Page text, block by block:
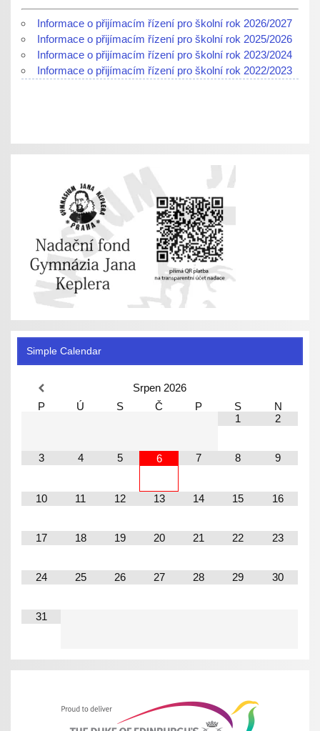
Informace o přijímacím řízení pro školní rok 2026/2027
Informace o přijímacím řízení pro školní rok 2025/2026
Informace o přijímacím řízení pro školní rok 2023/2024
Informace o přijímacím řízení pro školní rok 2022/2023
Simple Calendar
Srpen 2026
P
Ú S Č P S
N
1
2
3 4 5 6 7 8 9
10 11 12 13 14 15 16
17 18 19 20 21 22 23
24 25 26 27 28 29 30
31